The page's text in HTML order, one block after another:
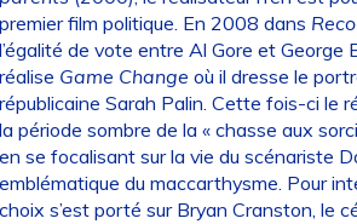
film politique. En 2008 dans
de vote entre Al Gore et George
Game Change où il dresse le
Sarah Palin. Cette fois-ci le
période sombre de la « chasse aux
se focalisant sur la vie du scénariste
du maccarthysme. Pour
s’est porté sur Bryan Cranston, le